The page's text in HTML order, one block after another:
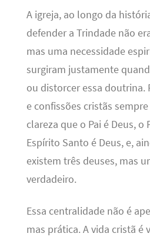
A igreja, ao longo da
defender a Trindade não
mas uma necessidade
surgiram justamente
ou distorcer essa doutrina.
e confissões cristãs
clareza que o Pai é Deus, o
Espírito Santo é Deus, e,
existem três deuses, mas
verdadeiro.
Essa centralidade não é
mas prática. A vida cristã é